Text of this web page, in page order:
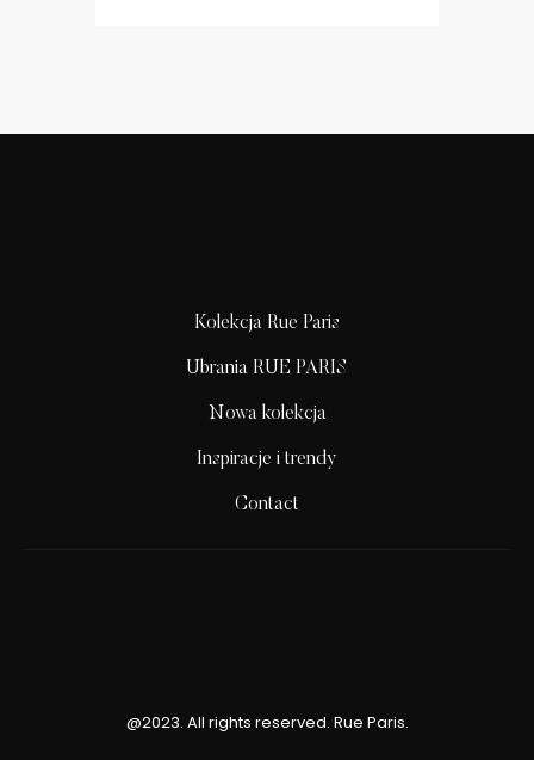
Kolekcja Rue Paris
Ubrania RUE PARIS
Nowa kolekcja
Inspiracje i trendy
Contact
@2023. All rights reserved. Rue Paris.